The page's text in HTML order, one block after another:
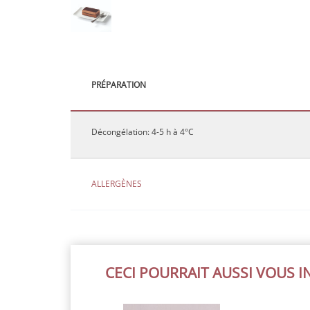
PRÉPARATION
Décongélation: 4-5 h à 4°C
ALLERGÈNES
CECI POURRAIT AUSSI VOUS